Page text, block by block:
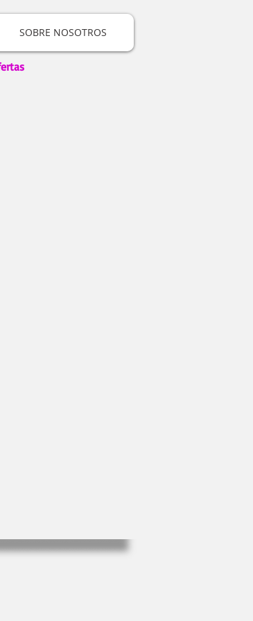
SOBRE NOSOTROS